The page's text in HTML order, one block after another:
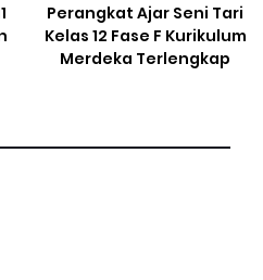
Perangkat Ajar Seni Tari
Kelas 12 Fase F Kurikulum
Merdeka Terlengkap